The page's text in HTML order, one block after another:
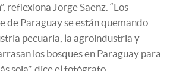
reflexiona Jorge Saenz. “Los
de Paraguay se están quemando
pecuaria, la agroindustria y
los bosques en Paraguay para